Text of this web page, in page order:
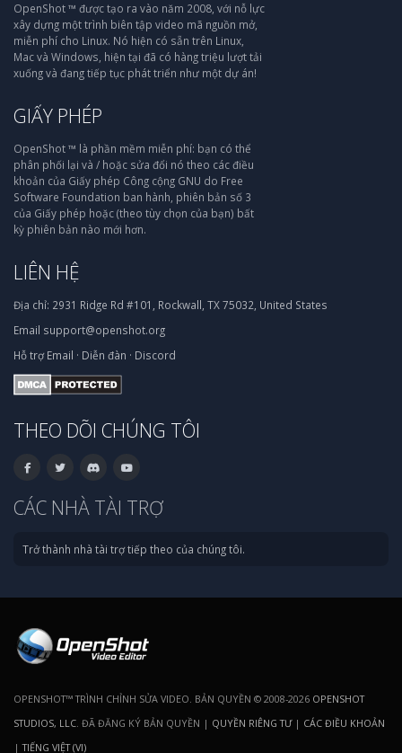
OpenShot ™ được tạo ra vào năm 2008, với nỗ lực
xây dựng một trình biên tập video mã nguồn mở,
miễn phí cho Linux. Nó hiện có sẵn trên Linux,
Mac và Windows, hiện tại đã có hàng triệu lượt tải
xuống và đang tiếp tục phát triển như một dự án!
GIẤY PHÉP
OpenShot ™ là phần mềm miễn phí: bạn có thể
phân phối lại và / hoặc sửa đổi nó theo các điều
khoản của Giấy phép Công cộng GNU do Free
Software Foundation ban hành, phiên bản số 3
của Giấy phép hoặc (theo tùy chọn của bạn) bất
kỳ phiên bản nào mới hơn.
LIÊN HỆ
Địa chỉ: 2931 Ridge Rd #101, Rockwall, TX 75032, United States
Email support@openshot.org
Hỗ trợ Email · Diễn đàn · Discord
THEO DÕI CHÚNG TÔI
CÁC NHÀ TÀI TRỢ
Trở thành nhà tài trợ tiếp theo của chúng tôi.
OPENSHOT™ TRÌNH CHỈNH SỬA VIDEO. BẢN QUYỀN © 2008-2026 OPENSHOT
STUDIOS, LLC . ĐÃ ĐĂNG KÝ BẢN QUYỀN | QUYỀN RIÊNG TƯ| CÁC ĐIỀU KHOẢN
|TIẾNG VIỆT (VI)